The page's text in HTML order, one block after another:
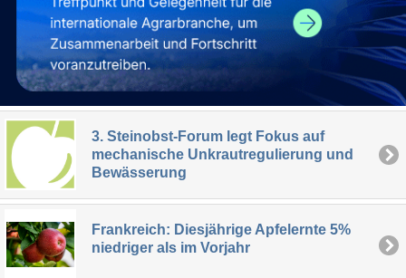
3. Steinobst-Forum legt Fokus auf
mechanische Unkrautregulierung und
Bewässerung
Frankreich: Diesjährige Apfelernte 5%
niedriger als im Vorjahr